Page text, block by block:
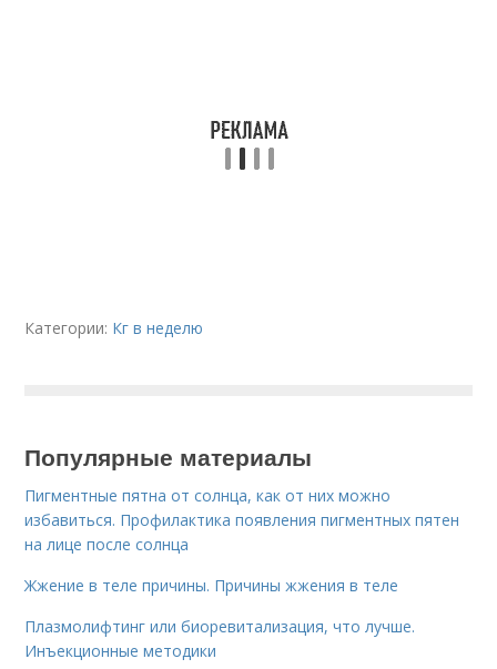
Категории: Кг в неделю
Популярные материалы
Пигментные пятна от солнца, как от них можно
избавиться. Профилактика появления пигментных пятен
на лице после солнца
Жжение в теле причины. Причины жжения в теле
Плазмолифтинг или биоревитализация, что лучше.
Инъекционные методики